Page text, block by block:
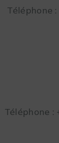
Téléphone
Téléphone :